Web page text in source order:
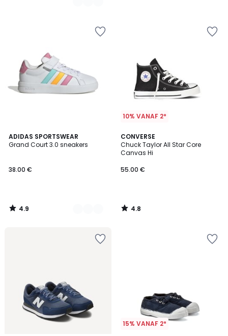
ADIDAS SPORTSWEAR
Grand Court 3.0 sneakers
38.00 €
4.9
/ 5
3
Kleuren
4.9
/
10% VANAF 2*
CONVERSE
Chuck Taylor All Star Core
Canvas Hi
55.00 €
4.8
/ 5
4.8
/
15% VANAF 2*